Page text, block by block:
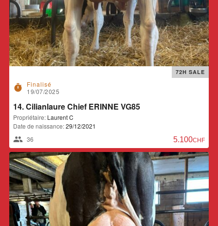
timer
Finalisé
19/07/2025
72H SALE
14. Cilianlaure Chief ERINNE VG85
Propriétaire: Laurent C
Date de naissance:29/12/2021
36
5.100,00